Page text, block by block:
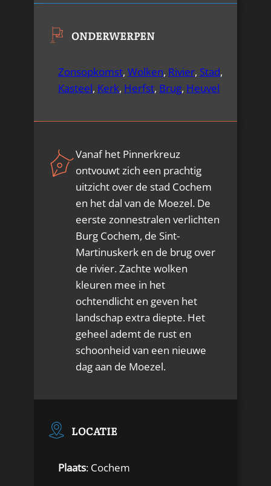
ONDERWERPEN
Zonsopkomst, Wolken, Rivier, Stad,
Kasteel, Kerk, Herfst, Brug, Heuvel
Vanaf het Pinnerkreuz
ontvouwt zich een prachtig
uitzicht over de stad Cochem
en het dal van de Moezel. De
eerste zonnestralen verlichten
Burg Cochem, de Sint-
Martinuskerk en de brug over
de rivier. Zachte wolken
kleuren mee in het
ochtendlicht en geven het
landschap extra diepte. Het
geheel ademt de rust en
schoonheid van een nieuwe
dag aan de Moezel.
LOCATIE
Plaats: Cochem